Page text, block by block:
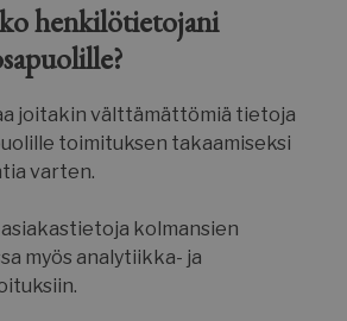
henkilötietojani
joitakin välttämättömiä tietoja
toimituksen takaamiseksi
varten.
kolmansien
myös analytiikka- ja
välttämättömät
Luokittelemattomat
välttämättömät evästeet
verkkosivuston perustoiminnot,